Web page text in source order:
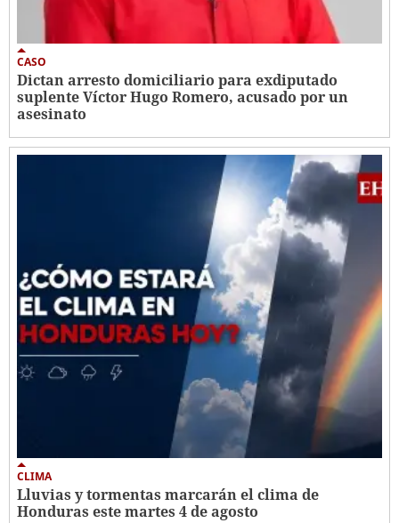
CASO
Dictan arresto domiciliario para exdiputado
suplente Víctor Hugo Romero, acusado por un
asesinato
CLIMA
Lluvias y tormentas marcarán el clima de
Honduras este martes 4 de agosto